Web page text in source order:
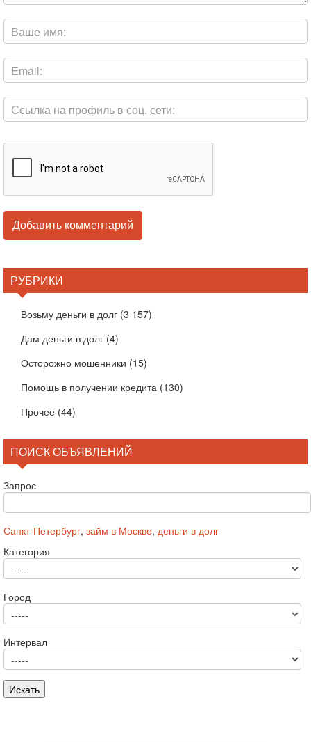
РУБРИКИ
Возьму деньги в долг (3 157)
Дам деньги в долг (4)
Осторожно мошенники (15)
Помощь в получении кредита (130)
Прочее (44)
ПОИСК ОБЪЯВЛЕНИЙ
Запрос
Санкт-Петербург, займ в Москве, деньги в долг
Категория
Город
Интервал